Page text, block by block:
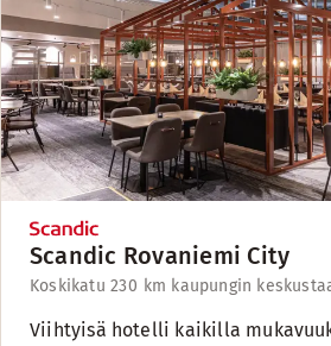
Scandic Rovaniemi City
Koskikatu 230 km kaupungin
Viihtyisä hotelli kaikilla